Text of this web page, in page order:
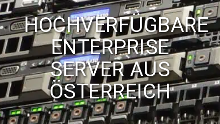
HOCHVERFÜGBARE
ENTERPRISE
SERVER AUS
ÖSTERREICH